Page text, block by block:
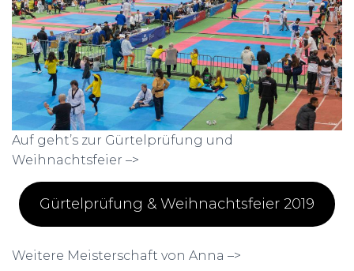
Auf geht’s zur Gürtelprüfung und
Weihnachtsfeier –>
Gürtelprüfung & Weihnachtsfeier 2019
Weitere Meisterschaft von Anna –>